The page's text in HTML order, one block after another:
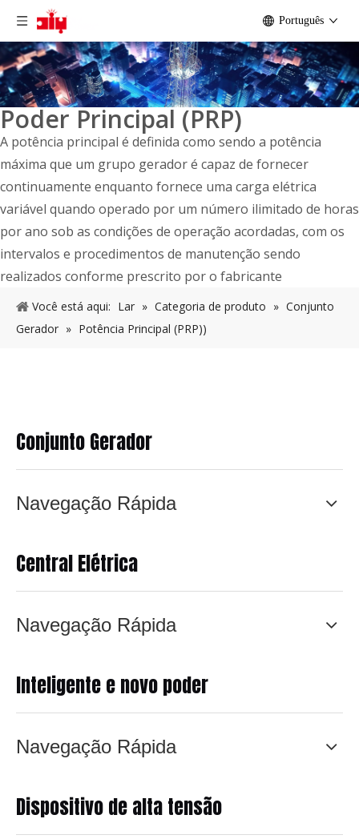
Português
Poder Principal (PRP)
A potência principal é definida como sendo a potência
máxima que um grupo gerador é capaz de fornecer
continuamente enquanto fornece uma carga elétrica
variável quando operado por um número ilimitado de horas
por ano sob as condições de operação acordadas, com os
intervalos e procedimentos de manutenção sendo
realizados conforme prescrito por o fabricante
Você está aqui: Lar » Categoria de produto » Conjunto
Gerador » Potência Principal (PRP))
Conjunto Gerador
Navegação Rápida
Central Elétrica
Navegação Rápida
Inteligente e novo poder
Navegação Rápida
Dispositivo de alta tensão